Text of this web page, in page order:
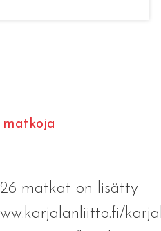
matkat on lisätty